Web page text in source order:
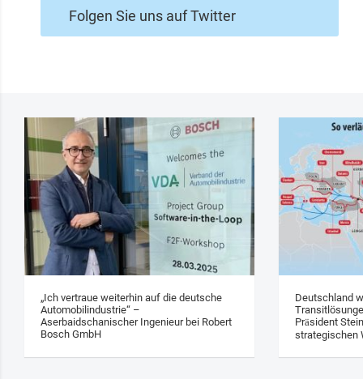
Folgen Sie uns auf Twitter
„Ich vertraue weiterhin auf die deutsche
Automobilindustrie“ –
Aserbaidschanischer Ingenieur bei Robert
Bosch GmbH
Deutschland
Präsident
strategischen